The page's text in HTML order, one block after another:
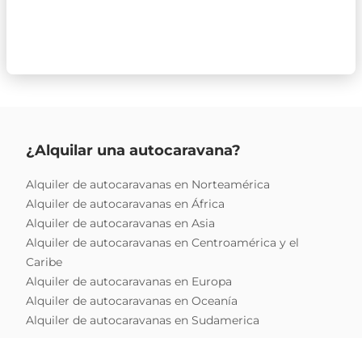
¿Alquilar una autocaravana?
Alquiler de autocaravanas en Norteamérica
Alquiler de autocaravanas en África
Alquiler de autocaravanas en Asia
Alquiler de autocaravanas en Centroamérica y el
Caribe
Alquiler de autocaravanas en Europa
Alquiler de autocaravanas en Oceanía
Alquiler de autocaravanas en Sudamerica